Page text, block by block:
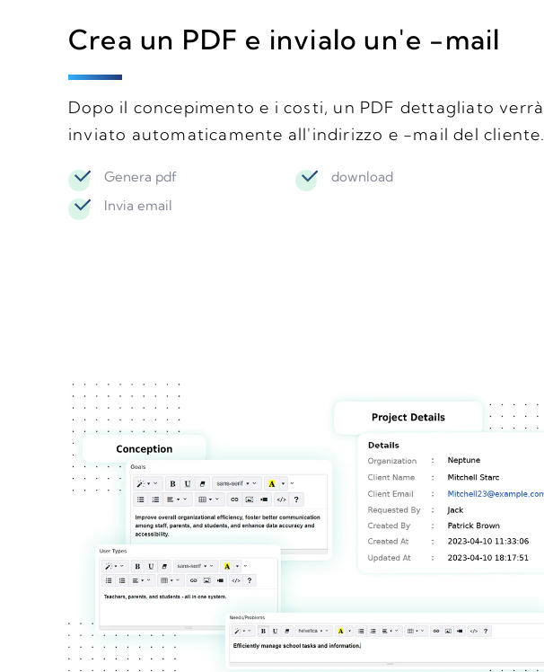
Crea un PDF e invialo un'e -mail
Dopo il concepimento e i costi, un PDF dettagliato verrà
inviato automaticamente all'indirizzo e -mail del cliente.
Genera pdf
download
Invia email